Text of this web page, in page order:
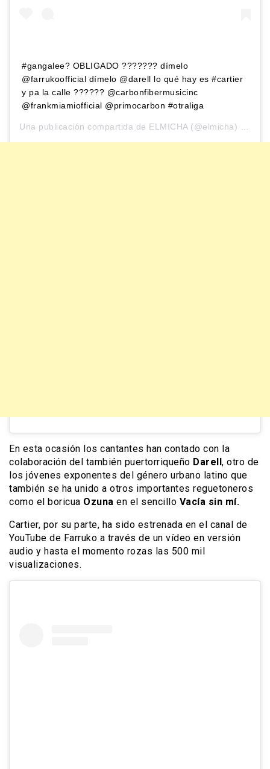
#gangalee? OBLIGADO ??????? dímelo
@farrukoofficial dímelo @darell lo qué hay es #cartier
y pa la calle ?????? @carbonfibermusicinc
@frankmiamiofficial @primocarbon #otraliga
Una publicación compartida de ELMICHA(@elmicha) el
En esta ocasión los cantantes han contado con la
colaboración del también puertorriqueño Darell, otro de
los jóvenes exponentes del género urbano latino que
también se ha unido a otros importantes reguetoneros
como el boricua Ozuna en el sencillo Vacía sin mí.
Cartier, por su parte, ha sido estrenada en el canal de
YouTube de Farruko a través de un vídeo en versión
audio y hasta el momento rozas las 500 mil
visualizaciones.